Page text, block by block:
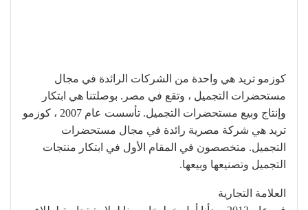
كوزمو تريد هي واحدة من الشركات الرائدة في مجال
مستحضرات التجميل ، وتقع في مصر. بوصلتنا هي ابتكار
وإنتاج وبيع مستحضرات التجميل. تأسست عام 2007 ، كوزمو
تريد هي شركة مصرية رائدة في مجال مستحضرات
التجميل. متخصصون في المقام الأول في ابتكار منتجات
التجميل وتصنيعها وبيعها.
العلامة التجارية